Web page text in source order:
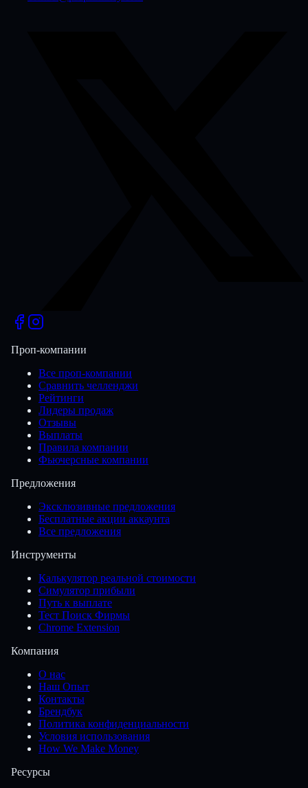
Проп-компании
Все проп-компании
Сравнить челленджи
Рейтинги
Лидеры продаж
Отзывы
Выплаты
Правила компании
Фьючерсные компании
Предложения
Эксклюзивные предложения
Бесплатные акции аккаунта
Все предложения
Инструменты
Калькулятор реальной стоимости
Симулятор прибыли
Путь к выплате
Тест Поиск Фирмы
Chrome Extension
Компания
О нас
Наш Опыт
Контакты
Брендбук
Политика конфиденциальности
Условия использования
How We Make Money
Ресурсы